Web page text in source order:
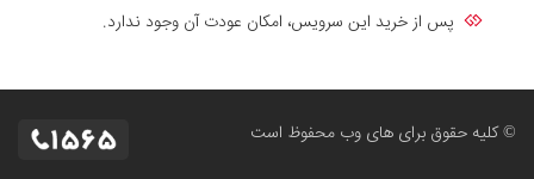
پس از خرید این سرویس، امکان عودت آن وجود ندارد.
© کلیه حقوق برای های وب محفوظ است